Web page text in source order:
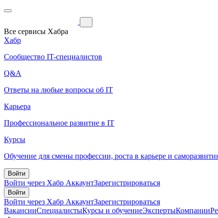
Все сервисы Хабра
Хабр
Сообщество IT-специалистов
Q&A
Ответы на любые вопросы об IT
Карьера
Профессиональное развитие в IT
Курсы
Обучение для смены профессии, роста в карьере и
Войти
Войти через Хабр АккаунтЗарегистрироваться
Войти
Войти через Хабр АккаунтЗарегистрироваться
ВакансииСпециалистыКурсы и обучениеЭкспертыКомпании